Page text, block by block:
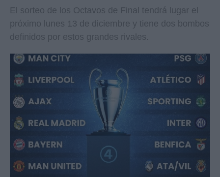
El sorteo de los Octavos de Final tendrá lugar el
próximo lunes 13 de diciembre y tiene dos bombos
definidos por estos grandes rivales.